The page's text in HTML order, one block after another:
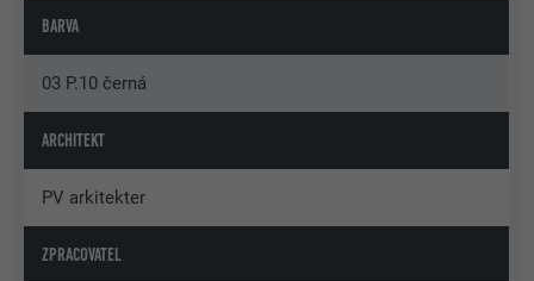
BARVA
03 P.10 černá
ARCHITEKT
PV arkitekter
ZPRACOVATEL